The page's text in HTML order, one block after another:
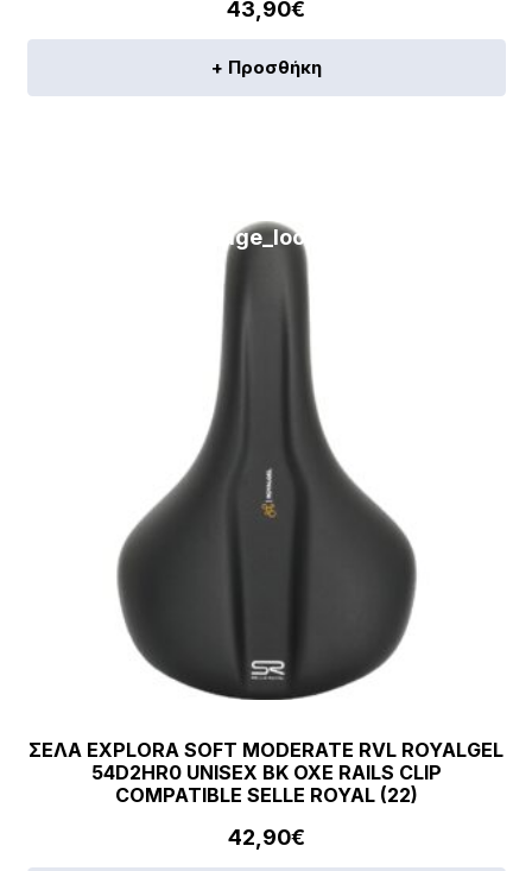
43,90€
+ Προσθήκη
[discount_percentage_loop]
ΣΕΛΑ EXPLORA SOFT MODERATE RVL ROYALGEL
54D2HR0 UNISEX BK OXE RAILS CLIP
COMPATIBLE SELLE ROYAL (22)
42,90€